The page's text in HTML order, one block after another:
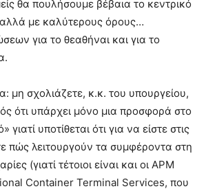
θα πουλήσουμε βέβαια το κεντρικό
με καλύτερους όρους…
για το θεαθήναι και για το
μη σχολιάζετε, κ.κ. του υπουργείου,
ότι υπάρχει μόνο μια προσφορά στο
γιατί υποτίθεται ότι για να είστε στις
πώς λειτουργούν τα συμφέροντα στη
(γιατί τέτοιοι είναι και οι APM
Container Terminal Services, που